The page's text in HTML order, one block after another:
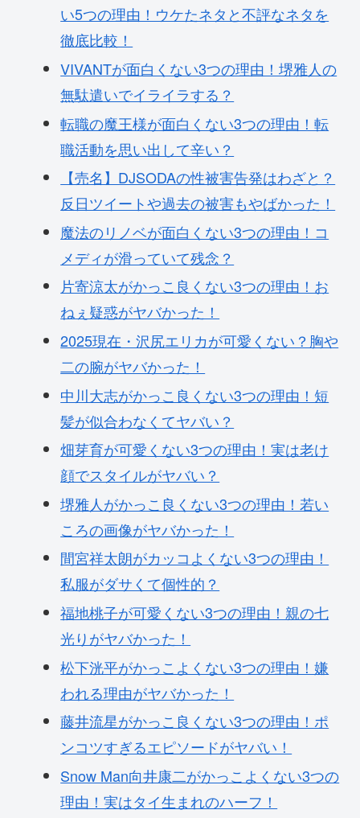
い5つの理由！ウケたネタと不評なネタを
徹底比較！
VIVANTが面白くない3つの理由！堺雅人の
無駄遣いでイライラする？
転職の魔王様が面白くない3つの理由！転
職活動を思い出して辛い？
【売名】DJSODAの性被害告発はわざと？
反日ツイートや過去の被害もやばかった！
魔法のリノベが面白くない3つの理由！コ
メディが滑っていて残念？
片寄涼太がかっこ良くない3つの理由！お
ねぇ疑惑がヤバかった！
2025現在・沢尻エリカが可愛くない？胸や
二の腕がヤバかった！
中川大志がかっこ良くない3つの理由！短
髪が似合わなくてヤバい？
畑芽育が可愛くない3つの理由！実は老け
顔でスタイルがヤバい？
堺雅人がかっこ良くない3つの理由！若い
ころの画像がヤバかった！
間宮祥太朗がカッコよくない3つの理由！
私服がダサくて個性的？
福地桃子が可愛くない3つの理由！親の七
光りがヤバかった！
松下洸平がかっこよくない3つの理由！嫌
われる理由がヤバかった！
藤井流星がかっこ良くない3つの理由！ポ
ンコツすぎるエピソードがヤバい！
Snow Man向井康二がかっこよくない3つの
理由！実はタイ生まれのハーフ！